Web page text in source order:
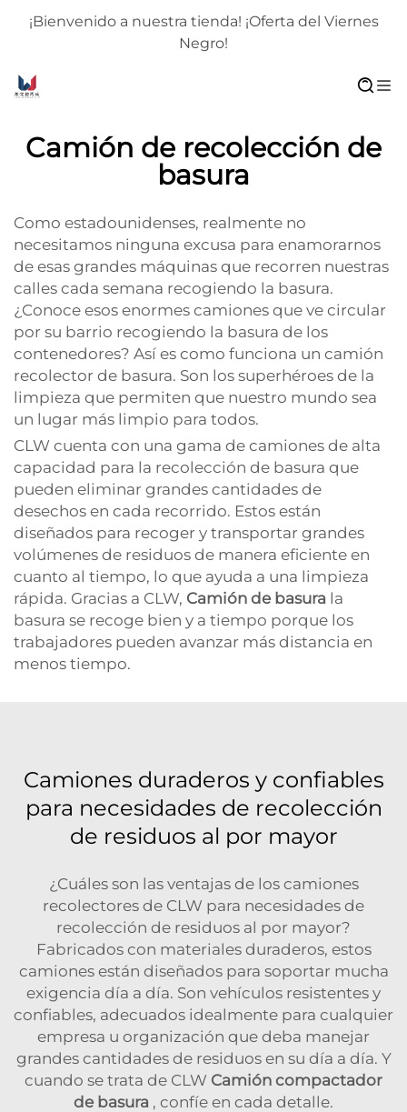
¡Bienvenido a nuestra tienda! ¡Oferta del Viernes
Negro!
Camión de recolección de
basura
Como estadounidenses, realmente no
necesitamos ninguna excusa para enamorarnos
de esas grandes máquinas que recorren nuestras
calles cada semana recogiendo la basura.
¿Conoce esos enormes camiones que ve circular
por su barrio recogiendo la basura de los
contenedores? Así es como funciona un camión
recolector de basura. Son los superhéroes de la
limpieza que permiten que nuestro mundo sea
un lugar más limpio para todos.
CLW cuenta con una gama de camiones de alta
capacidad para la recolección de basura que
pueden eliminar grandes cantidades de
desechos en cada recorrido. Estos están
diseñados para recoger y transportar grandes
volúmenes de residuos de manera eficiente en
cuanto al tiempo, lo que ayuda a una limpieza
rápida. Gracias a CLW, Camión de basura la
basura se recoge bien y a tiempo porque los
trabajadores pueden avanzar más distancia en
menos tiempo.
Camiones duraderos y confiables
para necesidades de recolección
de residuos al por mayor
¿Cuáles son las ventajas de los camiones
recolectores de CLW para necesidades de
recolección de residuos al por mayor?
Fabricados con materiales duraderos, estos
camiones están diseñados para soportar mucha
exigencia día a día. Son vehículos resistentes y
confiables, adecuados idealmente para cualquier
empresa u organización que deba manejar
grandes cantidades de residuos en su día a día. Y
cuando se trata de CLW Camión compactador
de basura , confíe en cada detalle.